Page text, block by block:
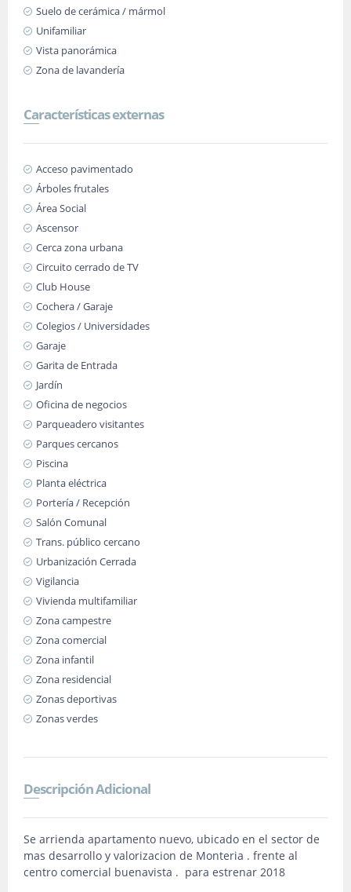
Suelo de cerámica / mármol
Unifamiliar
Vista panorámica
Zona de lavandería
Características externas
Acceso pavimentado
Árboles frutales
Área Social
Ascensor
Cerca zona urbana
Circuito cerrado de TV
Club House
Cochera / Garaje
Colegios / Universidades
Garaje
Garita de Entrada
Jardín
Oficina de negocios
Parqueadero visitantes
Parques cercanos
Piscina
Planta eléctrica
Portería / Recepción
Salón Comunal
Trans. público cercano
Urbanización Cerrada
Vigilancia
Vivienda multifamiliar
Zona campestre
Zona comercial
Zona infantil
Zona residencial
Zonas deportivas
Zonas verdes
Descripción Adicional
Se arrienda apartamento nuevo, ubicado en el sector de
mas desarrollo y valorizacion de Monteria . frente al
centro comercial buenavista . para estrenar 2018